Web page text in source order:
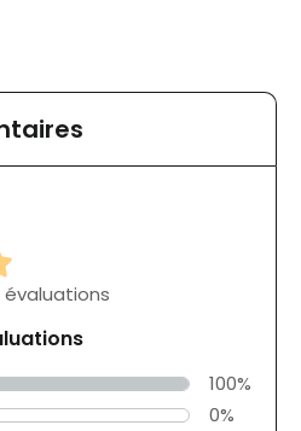
évaluations
100%
0%